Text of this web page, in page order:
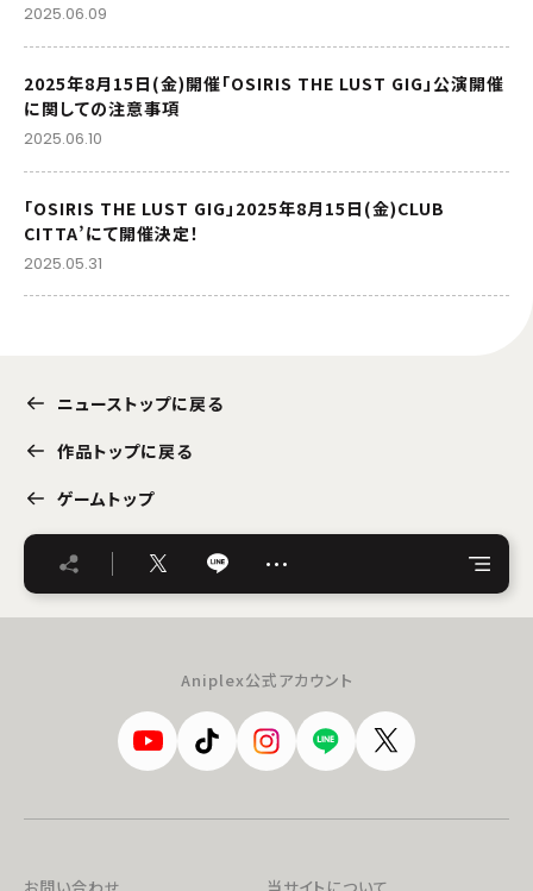
2025.06.09
2025年8月15日(金)開催「OSIRIS THE LUST GIG」公演開催
に関しての注意事項
2025.06.10
「OSIRIS THE LUST GIG」2025年8月15日(金)CLUB
CITTA’にて開催決定！
2025.05.31
ニューストップに戻る
作品トップに戻る
ゲームトップ
…
Aniplex公式アカウント
お問い合わせ 当サイトについて